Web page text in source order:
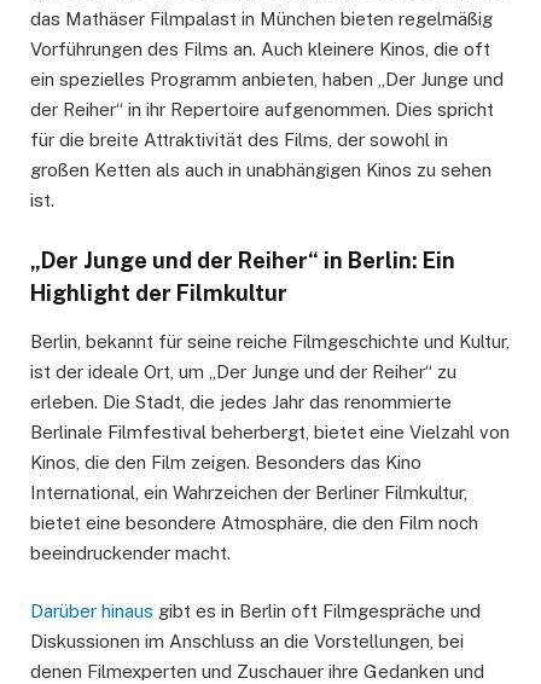
das Mathäser Filmpalast in München bieten regelmäßig
Vorführungen des Films an. Auch kleinere Kinos, die oft
ein spezielles Programm anbieten, haben „Der Junge und
der Reiher“ in ihr Repertoire aufgenommen. Dies spricht
für die breite Attraktivität des Films, der sowohl in
großen Ketten als auch in unabhängigen Kinos zu sehen
ist.
„Der Junge und der Reiher“ in Berlin: Ein
Highlight der Filmkultur
Berlin, bekannt für seine reiche Filmgeschichte und Kultur,
ist der ideale Ort, um „Der Junge und der Reiher“ zu
erleben. Die Stadt, die jedes Jahr das renommierte
Berlinale Filmfestival beherbergt, bietet eine Vielzahl von
Kinos, die den Film zeigen. Besonders das Kino
International, ein Wahrzeichen der Berliner Filmkultur,
bietet eine besondere Atmosphäre, die den Film noch
beeindruckender macht.
Darüber hinaus gibt es in Berlin oft Filmgespräche und
Diskussionen im Anschluss an die Vorstellungen, bei
denen Filmexperten und Zuschauer ihre Gedanken und